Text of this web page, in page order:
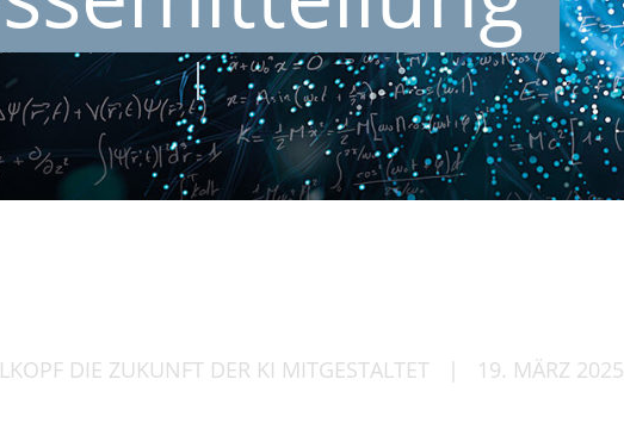
DIE ZUKUNFT DER KI MITGESTALTET 19. MÄRZ 2025